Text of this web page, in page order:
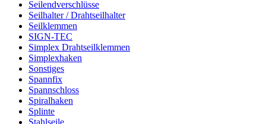
Seilendverschlüsse
Seilhalter / Drahtseilhalter
Seilklemmen
SIGN-TEC
Simplex Drahtseilklemmen
Simplexhaken
Sonstiges
Spannfix
Spannschloss
Spiralhaken
Splinte
Stahlseile